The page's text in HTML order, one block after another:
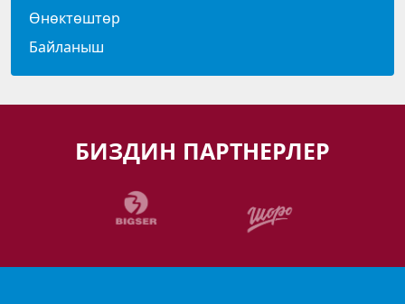
Өнөктөштөр
Байланыш
БИЗДИН ПАРТНЕРЛЕР